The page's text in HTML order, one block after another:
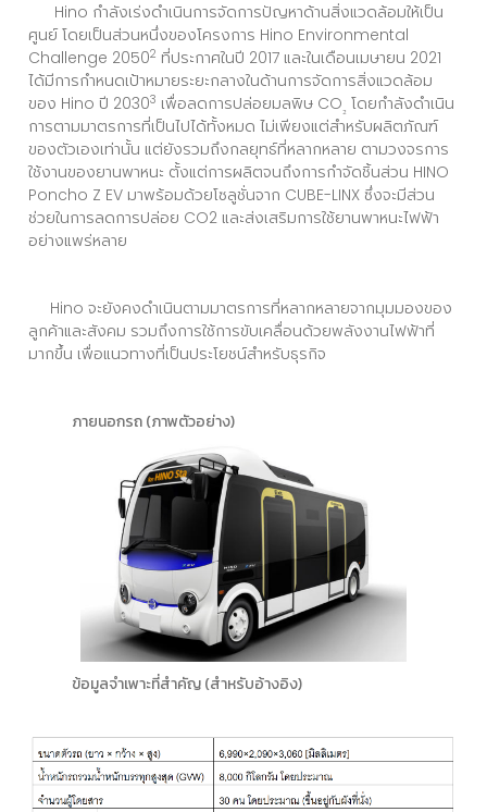
Hino กำลังเร่งดำเนินการจัดการปัญหาด้านสิ่งแวดล้อมให้เป็น
ศูนย์ โดยเป็นส่วนหนึ่งของโครงการ Hino Environmental
Challenge 20502 ที่ประกาศในปี 2017 และในเดือนเมษายน 2021
ได้มีการกำหนดเป้าหมายระยะกลางในด้านการจัดการสิ่งแวดล้อม
ของ Hino ปี 20303 เพื่อลดการปล่อยมลพิษ CO₂ โดยกำลังดำเนิน
การตามมาตรการที่เป็นไปได้ทั้งหมด ไม่เพียงแต่สำหรับผลิตภัณฑ์
ของตัวเองเท่านั้น แต่ยังรวมถึงกลยุทธ์ที่หลากหลาย ตามวงจรการ
ใช้งานของยานพาหนะ ตั้งแต่การผลิตจนถึงการกำจัดชิ้นส่วน HINO
Poncho Z EV มาพร้อมด้วยโซลูชั่นจาก CUBE-LINX ซึ่งจะมีส่วน
ช่วยในการลดการปล่อย CO2 และส่งเสริมการใช้ยานพาหนะไฟฟ้า
อย่างแพร่หลาย
Hino จะยังคงดำเนินตามมาตรการที่หลากหลายจากมุมมองของ
ลูกค้าและสังคม รวมถึงการใช้การขับเคลื่อนด้วยพลังงานไฟฟ้าที่
มากขึ้น เพื่อแนวทางที่เป็นประโยชน์สำหรับธุรกิจ
ภายนอกรถ (ภาพตัวอย่าง)
ข้อมูลจำเพาะที่สำคัญ (สำหรับอ้างอิง)